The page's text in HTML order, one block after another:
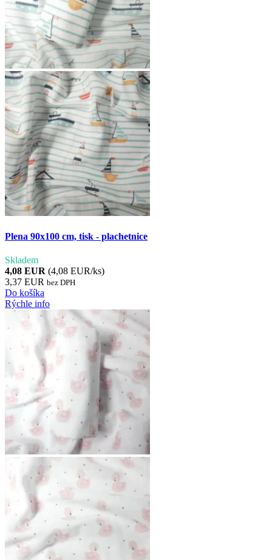
Plena 90x100 cm, tisk - plachetnice
Skladem
4,08 EUR (4,08 EUR/ks)
3,37 EUR bez DPH
Do košíka
Rýchle info